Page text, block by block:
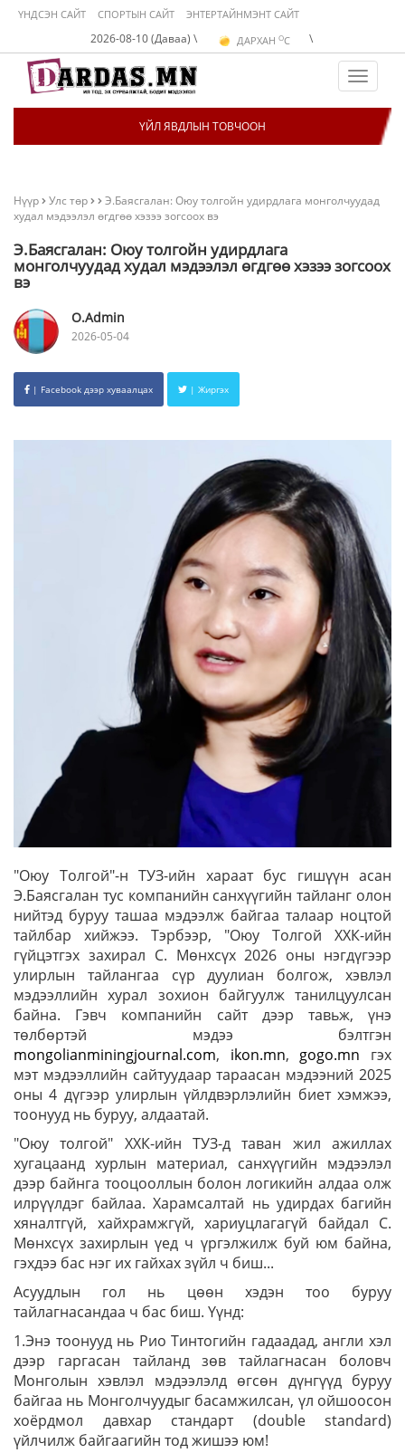
ҮНДСЭН САЙТ СПОРТЫН САЙТ ЭНТЕРТАЙНМЭНТ САЙТ
2026-08-10 (Даваа) \ ДАРХАН OC
ЭРДЭНЭТ C
\
Toggle
ҮЙЛ ЯВДЛЫН ТОВЧООН
Нүүр Улс төр
Э.Баясгалан: Оюу толгойн удирдлага монголчуудад
худал мэдээлэл өгдгөө хэзээ зогсоох вэ
Э.Баясгалан: Оюу толгойн удирдлага
монголчуудад худал мэдээлэл өгдгөө хэзээ зогсоох
вэ
O.Admin
2026-05-04
| Facebook дээр хуваалцах | Жиргэх
"Оюу Толгой"-н ТУЗ-ийн хараат бус гишүүн асан
Э.Баясгалан тус компанийн санхүүгийн тайланг олон
нийтэд буруу ташаа мэдээлж байгаа талаар ноцтой
тайлбар хийжээ. Тэрбээр, "Оюу Толгой ХХК-ийн
гүйцэтгэх захирал С. Мөнхсүх 2026 оны нэгдүгээр
улирлын тайлангаа сүр дуулиан болгож, хэвлэл
мэдээллийн хурал зохион байгуулж танилцуулсан
байна. Гэвч компанийн сайт дээр тавьж, үнэ
төлбөртэй мэдээ бэлтгэн
mongolianminingjournal.com, ikon.mn, gogo.mn гэх
мэт мэдээллийн сайтуудаар тараасан мэдээний 2025
оны 4 дүгээр улирлын үйлдвэрлэлийн биет хэмжээ,
тоонууд нь буруу, алдаатай.
"Оюу толгой" ХХК-ийн ТУЗ-д таван жил ажиллах
хугацаанд хурлын материал, санхүүгийн мэдээлэл
дээр байнга тооцооллын болон логикийн алдаа олж
илрүүлдэг байлаа. Харамсалтай нь удирдах багийн
хяналтгүй, хайхрамжгүй, хариуцлагагүй байдал С.
Мөнхсүх захирлын үед ч үргэлжилж буй юм байна,
гэхдээ бас нэг их гайхах зүйл ч биш...
Асуудлын гол нь цөөн хэдэн тоо буруу
тайлагнасандаа ч бас биш. Үүнд:
1.Энэ тоонууд нь Рио Тинтогийн гадаадад, англи хэл
дээр гаргасан тайланд зөв тайлагнасан боловч
Монголын хэвлэл мэдээлэлд өгсөн дүнгүүд буруу
байгаа нь Монголчуудыг басамжилсан, үл ойшоосон
хоёрдмол давхар стандарт (double standard)
үйлчилж байгаагийн тод жишээ юм!